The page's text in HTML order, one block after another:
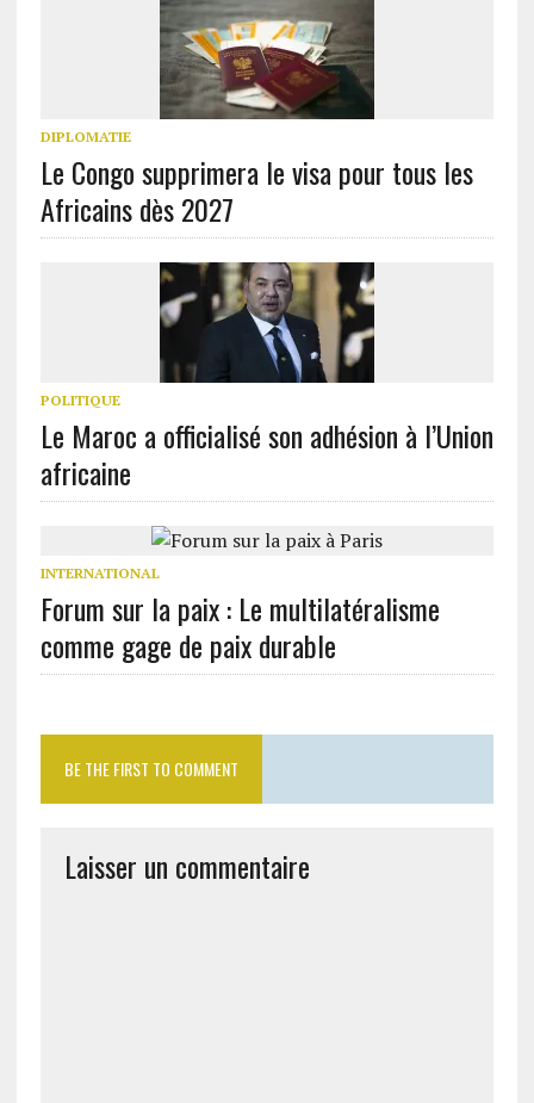
DIPLOMATIE
Le Congo supprimera le visa pour tous les
Africains dès 2027
POLITIQUE
Le Maroc a officialisé son adhésion à l’Union
africaine
INTERNATIONAL
Forum sur la paix : Le multilatéralisme
comme gage de paix durable
BE THE FIRST TO COMMENT
Laisser un commentaire